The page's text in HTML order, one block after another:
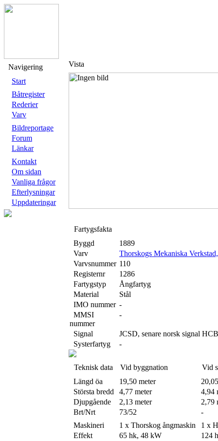
Navigering
Start
Båtregister
Rederier
Varv
Bildreportage
Forum
Länkar
Kontakt
Om sidan
Vanliga frågor
Efterlysningar
Uppdateringar
Vista
Fartygsfakta
Byggd
1889
Varv
Thorskogs Mekaniska
Varvsnummer 110
Registernr
1286
Fartygstyp
Ångfartyg
Material
Stål
IMO nummer -
MMSI
nummer
-
Signal
JCSD, senare norsk signal
Systerfartyg
-
Teknisk data Vid byggnation
Vid
Längd öa
19,50 meter
Största bredd
4,77 meter
4,94
Djupgående
2,13 meter
2,79
Brt/Nrt
73/52
-
Maskineri
1 x Thorskog ångmaskin
1 x
Effekt
65 hk, 48 kW
124